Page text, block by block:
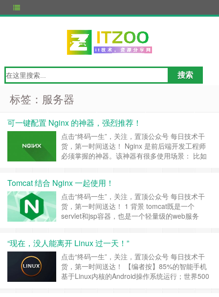
标签：服务器
可一键配置 Nginx 的神器，强烈推荐！
点击“终码一生”，关注，置顶公众号 每日技术干
货，第一时间送达！ Nginx 是前后端开发工程师
必须掌握的神器。该神器有很多使用场景： 比如
件，Nginx 服务器的基础配置和默认的配置都存放
于此。 配置是让程序员非常头疼的事，比如……
继续阅读 »
Tomcat 结合 Nginx 一起使用！
点击“终码一生”，关注，置顶公众号 每日技术干
货，第一时间送达！ 1 背景 tomcat既是一个
servlet和jsp容器，也是一个轻量级的web服务
(1)、tomcat处理html的能力不如nginx，处理静态
内容的速度不如nginx，所以静态……继续阅读 »
“现在，没人能离开 Linux 过一天！”
点击“终码一生”，关注，置顶公众号 每日技术干
货，第一时间送达！ 【编者按】85%的智能手机
基于Linux内核的Android操作系统运行；世界500